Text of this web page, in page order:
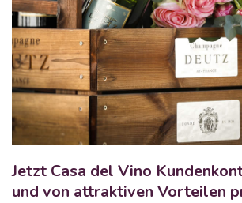
Jetzt Casa del Vino
und von attraktiven Vorteilen